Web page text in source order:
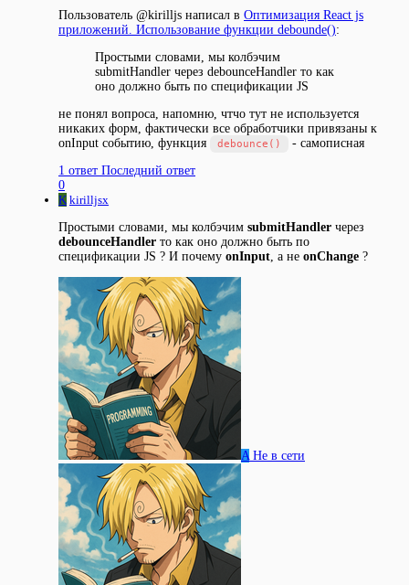
Пользователь @kirilljs написал в Оптимизация React js
приложений. Использование функции debounde():
Простыми словами, мы колбэчим
submitHandler через debounceHandler то как
оно должно быть по спецификации JS
не понял вопроса, напомню, чтчо тут не используется
никаких форм, фактически все обработчики привязаны к
onInput событию, функция
debounce()
- самописная
1 ответ Последний ответ
0
K kirilljsx
Простыми словами, мы колбэчим submitHandler через
debounceHandler то как оно должно быть по
спецификации JS ? И почему onInput, а не onChange ?
A Не в сети